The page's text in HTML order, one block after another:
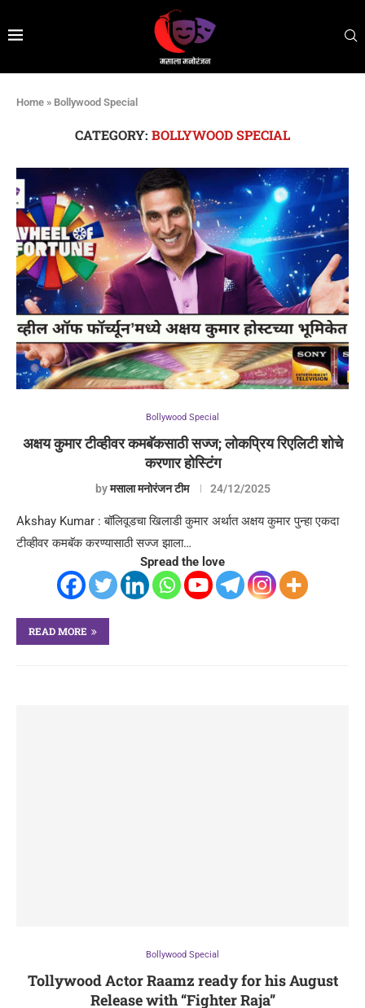
Home » Bollywood Special
CATEGORY: BOLLYWOOD SPECIAL
Bollywood Special
अक्षय कुमार टीव्हीवर कमबॅकसाठी सज्ज; लोकप्रिय रिएलिटी शोचे
करणार होस्टिंग
byमसाला मनोरंजन टीम 24/12/2025
Akshay Kumar : बॉलिवूडचा खिलाडी कुमार अर्थात अक्षय कुमार पुन्हा एकदा
टीव्हीवर कमबॅक करण्यासाठी सज्ज झाला…
Spread the love
READ MORE
Bollywood Special
Tollywood Actor Raamz ready for his August
Release with “Fighter Raja”